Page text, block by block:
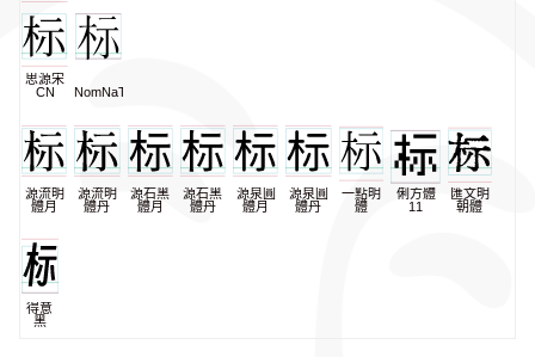
思源宋
CN
NomNaTong
源流明
體月
源流明
體丹
源石黑
體月
源石黑
體丹
源泉圓
體月
源泉圓
體丹
一點明
體
俐方體
11
匯文明
朝體
得意
黑